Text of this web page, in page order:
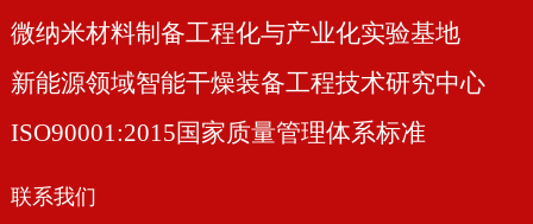
微纳米材料制备工程化与产业化实验基地
新能源领域智能干燥装备工程技术研究中心
ISO90001:2015国家质量管理体系标准
联系我们